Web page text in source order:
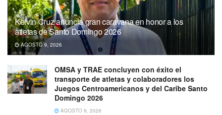
Kelvin Cruz anuncia gran caravana en honor a los
atletas de Santo Domingo 2026
AGOSTO 9, 2026
OMSA y TRAE concluyen con éxito el
transporte de atletas y colaboradores los
Juegos Centroamericanos y del Caribe Santo
Domingo 2026
AGOSTO 9, 2026